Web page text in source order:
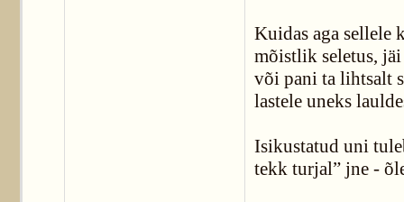
Kuidas aga sellele
mõistlik seletus,
või pani ta lihtsalt
lastele uneks
Isikustatud uni
tekk turjal” jne -